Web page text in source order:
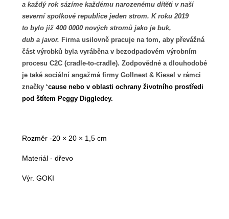
a každý rok sázíme každému narozenému dítěti v naší
severní spolkové republice jeden strom. K roku 2019
to bylo již 400 0000 nových stromů jako je buk,
dub a javor. Firma usilovně pracuje na tom, aby převážná
část výrobků byla vyráběna v bezodpadovém výrobním
procesu C2C (cradle-to-cradle). Zodpovědné a dlouhodobé
je také sociální angažmá firmy Gollnest & Kiesel v rámci
značky ‘cause nebo v oblasti ochrany životního prostředi
pod štítem Peggy Diggledey.
Rozměr -20 × 20 × 1,5 cm
Materiál - dřevo
Výr. GOKI